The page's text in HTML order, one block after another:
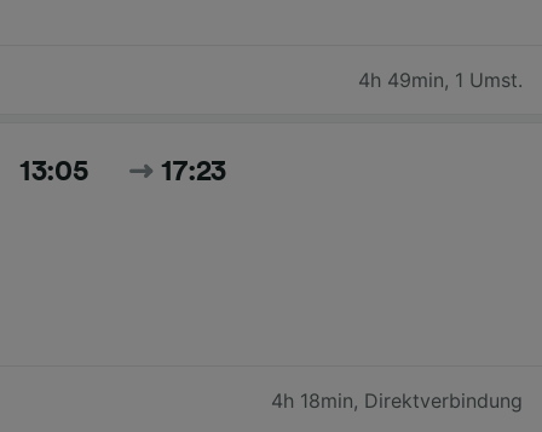
4h 49min, 1 Umst.
13:05 17:23
4h 18min, Direktverbindung